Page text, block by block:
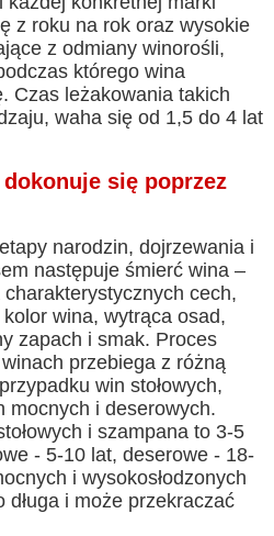
z roku na rok oraz wysokie
z odmiany winorośli,
którego wina
Czas leżakowania takich
waha się od 1,5 do 4 lat
się poprzez
narodzin, dojrzewania i
następuje śmierć wina –
cech,
wina, wytrąca osad,
zapach i smak. Proces
przebiega z różną
win stołowych,
mocnych i deserowych.
i szampana to 3-5
- 5-10 lat, deserowe - 18-
i wysokosłodzonych
i może przekraczać